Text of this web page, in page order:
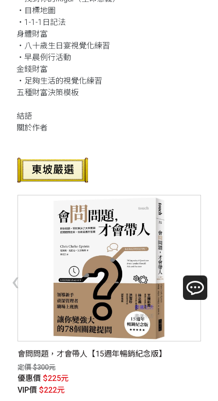
‧目標地圖
‧1-1-1日記法
身體財富
‧八十歲生日宴視覺化練習
‧早晨例行活動
金錢財富
‧足夠生活的視覺化練習
五種財富決策模板
結語
關於作者
會問問題，才會帶人【15週年暢銷紀念版】
定價 $300元
優惠價 $225元
VIP價 $222元
‹ ›